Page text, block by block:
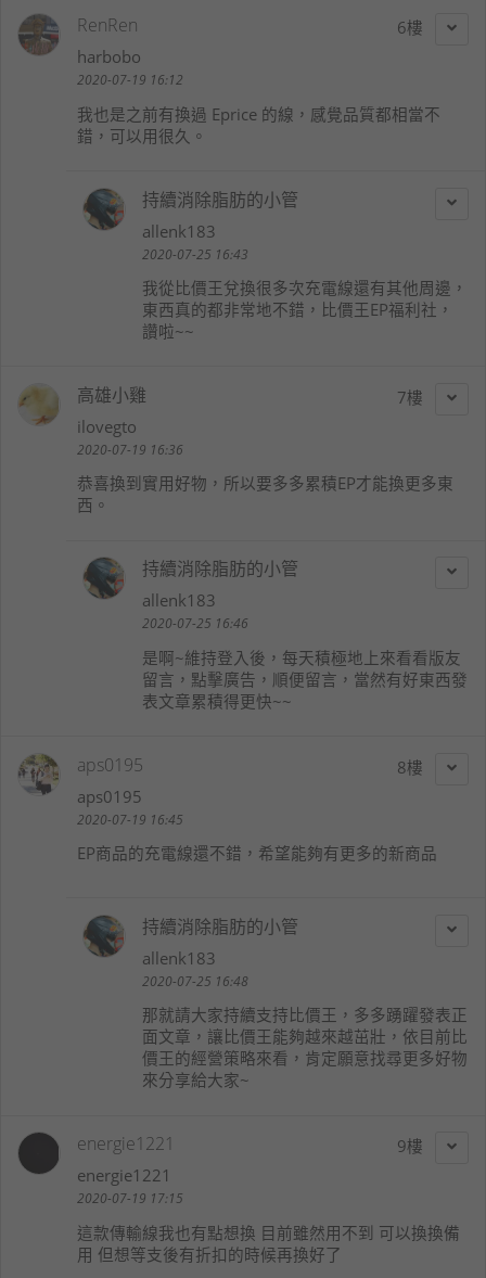
6
RenRen
harbobo
2020-07-19 16:12
我也是之前有換過 Eprice 的線，感覺品質都相當不
錯，可以用很久。
持續消除脂肪的小管
allenk183
2020-07-25 16:43
我從比價王兌換很多次充電線還有其他周邊，
東西真的都非常地不錯，比價王EP福利社，
讚啦~~
7
高雄小雞
ilovegto
2020-07-19 16:36
恭喜換到實用好物，所以要多多累積EP才能換更多東
西。
持續消除脂肪的小管
allenk183
2020-07-25 16:46
是啊~維持登入後，每天積極地上來看看版友
留言，點擊廣告，順便留言，當然有好東西發
表文章累積得更快~~
8
aps0195
aps0195
2020-07-19 16:45
EP商品的充電線還不錯，希望能夠有更多的新商品
持續消除脂肪的小管
allenk183
2020-07-25 16:48
那就請大家持續支持比價王，多多踴躍發表正
面文章，讓比價王能夠越來越茁壯，依目前比
價王的經營策略來看，肯定願意找尋更多好物
來分享給大家~
9
energie1221
energie1221
2020-07-19 17:15
這款傳輸線我也有點想換 目前雖然用不到 可以換換備
用 但想等支後有折扣的時候再換好了